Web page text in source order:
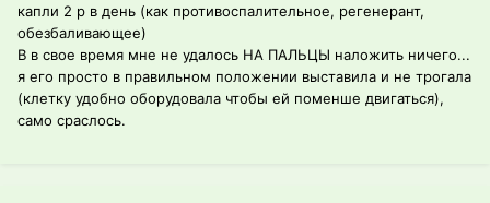
капли 2 р в день (как противоспалительное, регенерант,
обезбаливающее)
В в свое время мне не удалось НА ПАЛЬЦЫ наложить ничего...
я его просто в правильном положении выставила и не трогала
(клетку удобно оборудовала чтобы ей поменше двигаться),
само сраслось.